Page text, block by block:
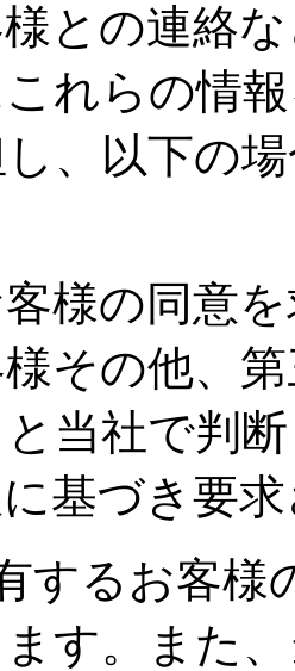
との連絡
これらの情
、以下の
客様の同意
様その他、
当社で判
に基づき要
するお客様
す。また